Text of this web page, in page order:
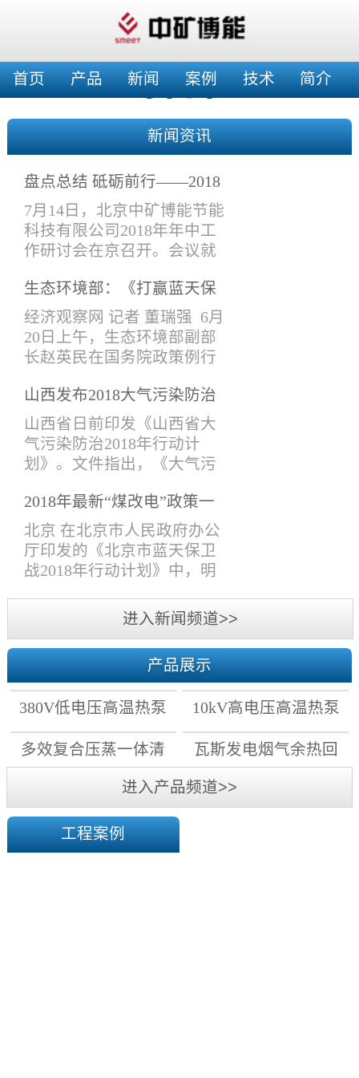
首页 产品 新闻 案例 技术 简介
新闻资讯
盘点总结 砥砺前行——2018
年年中工作会
7月14日，北京中矿博能节能
科技有限公司2018年年中工
作研讨会在京召开。会议就
交流，特别是在产品设计与
改进、在建项目验收、工作
接口要求、新开工项目安排
等进项了讨论安排。公司领
部、项目管理部、采购售后
部、综合管理部等人员参加
了此次会议。会议主要围绕
各个议题进行了热烈的讨
论。各部门人员分别对2018
年上半年工作做了系统的总
结和分...
生态环境部：《打赢蓝天保
卫战三年行动计划》将于近
期印发实施
经济观察网 记者 董瑞强 6月
20日上午，生态环境部副部
长赵英民在国务院政策例行
会同有关部门提出《打赢蓝
天保卫战三年行动计划》
（下称《三年行动计划》）
的建议稿，在6月13日国务院
将于近期印发。6月13日，李
上表示，蓝天保卫战是污染
防治攻坚战的重中之重，各
级政府要严格环境执法，确
保治污各项工作落实到位。
打好蓝天保卫战...
山西发布2018大气污染防治
计划， 10月前完成钢铁、锅
炉等行业提标改造！
山西省日前印发《山西省大
气污染防治2018年行动计
划》。文件指出，《大气污
目标已完成，但空气质量形
势依然严峻，必须以最坚定
的决心、最严格的制度、最
有力的措施，进一步深入推
赢2018年蓝天保卫战。文件
提出：2018年10月底前，完
成清洁取暖改造任务。2018
年10月1日前，所有在用燃煤
锅炉排放大气污染物达到特
别排放限值标准。2018年10
2018年最新“煤改电”政策一
览
北京 在北京市人民政府办公
厅印发的《北京市蓝天保卫
战2018年行动计划》中，明
间。 天津 结合2018年采暖季
天然气供需形势，天津市发
展改革委会同市建委、市农
委、市环保局等部门制定了
我市2018至2019年居民冬季
清洁取暖工作计划：坚持“优
先用电”原则，大力实施“煤
改电”，能改尽改;对具备电
采暖条件的，“宜集中则集
中、宜分散则分散”，通过
蓄...
进入新闻频道>>
产品展示
380V低电压高温热泵
机组
10kV高电压高温热泵
机组
多效复合压蒸一体清
洁高效干燥系统
瓦斯发电烟气余热回
进入产品频道>>
工程案例